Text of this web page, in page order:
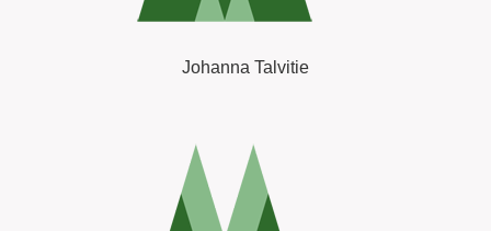
Johanna Talvitie